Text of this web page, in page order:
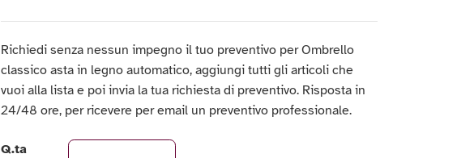
Richiedi senza nessun impegno il tuo preventivo per Ombrello
classico asta in legno automatico, aggiungi tutti gli articoli che
vuoi alla lista e poi invia la tua richiesta di preventivo. Risposta in
24/48 ore, per ricevere per email un preventivo professionale.
Q.ta